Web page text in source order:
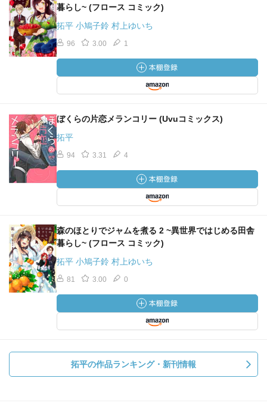
暮らし~ (フロース コミック)
拓平 小鳩子鈴 村上ゆいち
96 3.00 1
ぼくらの片恋メランコリー (Uvuコミックス)
拓平
94 3.31 4
森のほとりでジャムを煮る 2 ~異世界ではじめる田舎
暮らし~ (フロース コミック)
拓平 小鳩子鈴 村上ゆいち
81 3.00 0
拓平の作品ランキング・新刊情報